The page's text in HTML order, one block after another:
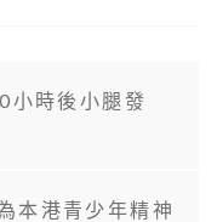
時後小腿發
本港青少年精神